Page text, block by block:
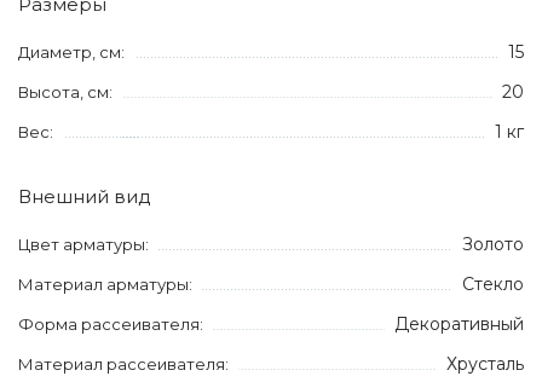
Диаметр, см: 15
Высота, см: 20
Вес: 1 кг
Внешний вид
Цвет арматуры: Золото
Материал арматуры: Стекло
Форма рассеивателя: Декоративный
Материал рассеивателя: Хрусталь